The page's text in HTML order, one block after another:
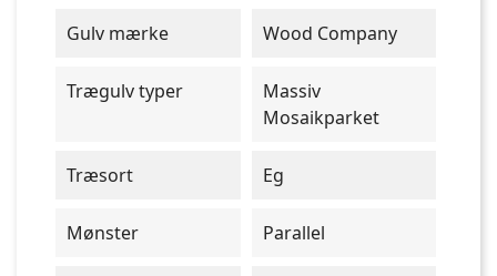
Gulv mærke
Wood Company
Trægulv typer
Massiv
Mosaikparket
Træsort Eg
Mønster Parallel